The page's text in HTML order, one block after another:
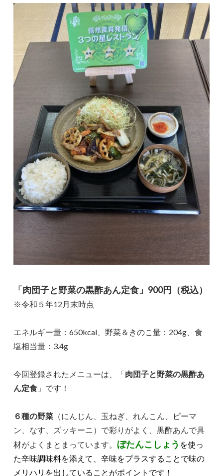
「肉団子と野菜の黒酢あん定食」900円（税込）
※令和５年12月末時点
エネルギー量：650kcal、野菜＆きのこ量：204g、食
塩相当量：3.4g
今回登録されたメニューは、「肉団子と野菜の黒酢あ
ん定食 」です！
６種の野菜 （にんじん、玉ねぎ、れんこん、ピーマ
ン、なす、ズッキーニ）で彩りがよく、黒酢あんで具
材がよくまとまっています。ぼたんこしょう を使っ
た辛味調味料を添えて、辛味をプラスすることで味の
メリハリを出していることがポイントです！